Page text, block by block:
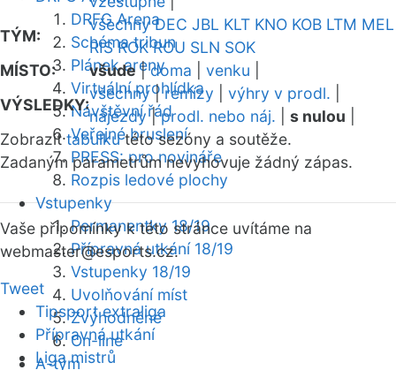
DRFG Arena
Schéma tribun
Plánek areny
Virtuální prohlídka
Návštěvní řád
Veřejné bruslení
PRESS: pro novináře
Rozpis ledové plochy
Vstupenky
Permanentky 18/19
Přípravná utkání 18/19
Vstupenky 18/19
Uvolňování míst
Zvýhodněné
On-line
A-tým
TÝM:
všechny DEC JBL KLT KNO KOB LTM MEL
RIS ROK ROU SLN SOK
MÍSTO:
všude|doma venku
VÝSLEDKY:
všechny|remízy výhry v prodl.
nájezdy|prodl. nebo náj. s nulou
Zobrazittabulkutéto sezóny a soutěže.
Zadaným parametrům nevyhovuje žádný zápas.
Vaše připomínky k této stránce uvítáme na
webmaster@esports.cz.
Tweet
Tipsport extraliga
Přípravná utkání
Liga mistrů